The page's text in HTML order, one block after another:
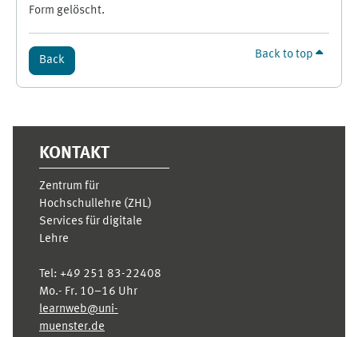
Form gelöscht.
Back Back to top
KONTAKT
Zentrum für
Hochschullehre (ZHL)
Services für digitale
Lehre
Tel: +49 251 83-22408
Mo.- Fr. 10–16 Uhr
learnweb@uni-
muenster.de